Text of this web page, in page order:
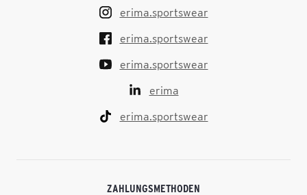
erima.sportswear
erima.sportswear
erima.sportswear
erima
erima.sportswear
ZAHLUNGSMETHODEN